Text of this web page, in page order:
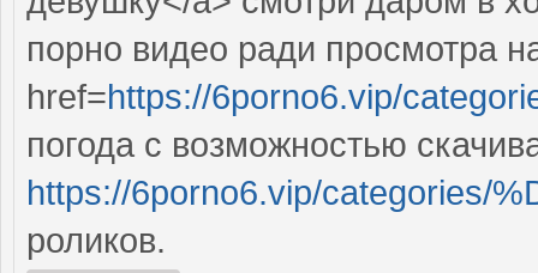
порно видео ради просмотра
href=https://6porno6.vip/
погода с возможностью
https://6porno6.vip/categories/
роликов.